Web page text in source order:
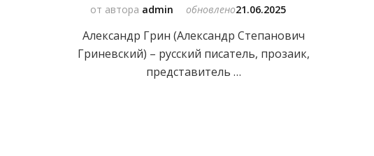
от автора admin обновлено21.06.2025
Александр Грин (Александр Степанович
Гриневский) – русский писатель, прозаик,
представитель …